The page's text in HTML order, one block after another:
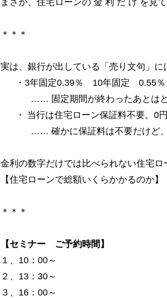
まさか、住宅ローンの 金 利 だ け を見
＊＊＊
実は、銀行が出している「売り文句」に
・3年固定0.39％ 10年固定 0.55％
…… 固定期間が終わったあとは
・ 当行は住宅ローン保証料不要。0
…… 確かに保証料は不要だけど
金利の数字だけでは比べられない住宅ロ
【住宅ローンで総額いくらかかるのか
＊＊＊
【セミナー ご予約時間】
１、10：00～
２、13：30～
３、16：00～